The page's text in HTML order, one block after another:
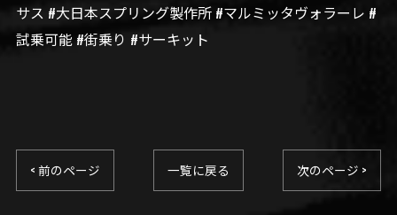
サス #大日本スプリング製作所 #マルミッタヴォラーレ #
試乗可能 #街乗り #サーキット
< 前のページ 一覧に戻る 次のページ >